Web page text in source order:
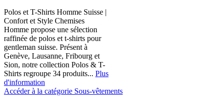
Polos et T-Shirts Homme Suisse |
Confort et Style Chemises
Homme propose une sélection
raffinée de polos et t-shirts pour
gentleman suisse. Présent à
Genève, Lausanne, Fribourg et
Sion, notre collection Polos & T-
Shirts regroupe 34 produits... Plus
d'information
Accéder à la catégorie Sous-vêtements